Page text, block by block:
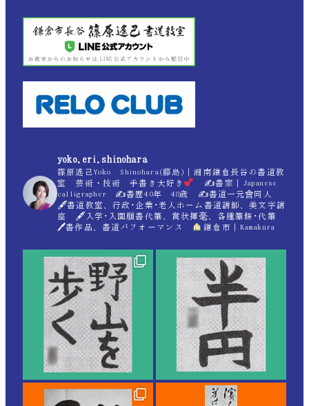
yoko.eri.shinohara
篠原遙己Yoko Shinohara(藤島)｜湘南鎌倉長谷の書道教
室 芸術・技術 手書き大好き
✍書家｜Japanese
calligrapher ✍書歴40年 48歳 ✍書道一元會同人
🖋書道教室、行政･企業･老人ホーム書道講師、美文字講
座 🖋入学･入園願書代筆、賞状揮毫、各種筆耕･代筆
🖊書作品、書道パフォーマンス
鎌倉市｜Kamakura